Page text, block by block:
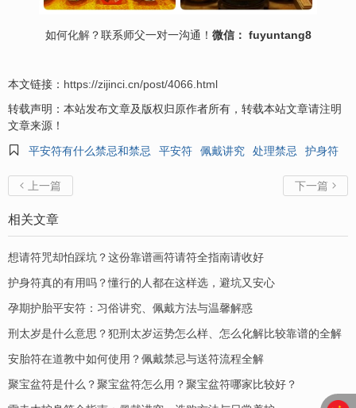
如何化解？联系师父一对一沟通！ 微信： fuyuntang8
本文链接： https://zijinci.cn/post/4066.html
转载声明：本站发布文章及版权归原作者所有，转载本站文章请注明
文章来源！

平安符有什么禁忌和禁忌 平安符 佩戴讲究 处理禁忌 护身符
 上一篇 下一篇 
相关文章
想请符咒却怕踩坑？这份靠谱画符请符全指南请收好
护身符真的有用吗？懂行的人都在这样选，避坑又安心
孕期护胎平安符：习俗讲究、佩戴方法与温馨解惑
刑太岁是什么意思？犯刑太岁运势怎么样、怎么化解比较靠谱的全解
安胎符在道教中如何使用？佩戴禁忌与送符流程全解
聚宝盆符是什么？聚宝盆符怎么用？聚宝盆符哪家比较好？